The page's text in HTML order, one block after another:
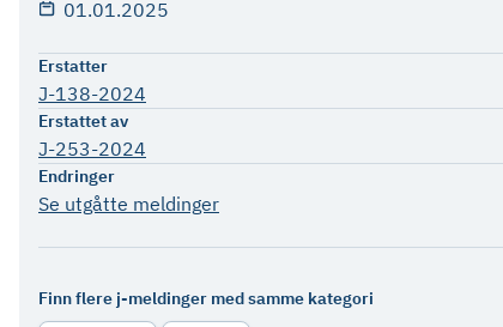
01.01.2025
Erstatter
J-138-2024
Erstattet av
J-253-2024
Endringer
Se utgåtte meldinger
Finn flere j-meldinger med samme kategori